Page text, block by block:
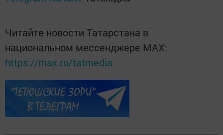
Читайте новости Татарстана в
национальном мессенджере MАХ:
https://max.ru/tatmedia